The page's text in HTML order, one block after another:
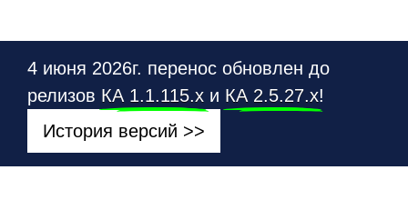
4 июня 2026г. перенос обновлен до
релизов КА 1.1.115.х и КА 2.5.27.х!
История версий >>